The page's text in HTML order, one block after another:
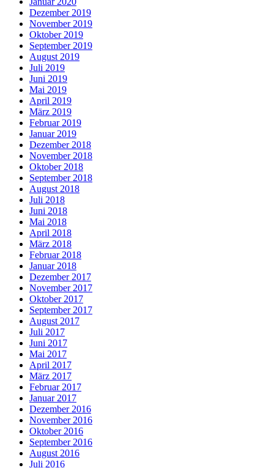
Dezember 2019
November 2019
Oktober 2019
September 2019
August 2019
Juli 2019
Juni 2019
Mai 2019
April 2019
März 2019
Februar 2019
Januar 2019
Dezember 2018
November 2018
Oktober 2018
September 2018
August 2018
Juli 2018
Juni 2018
Mai 2018
April 2018
März 2018
Februar 2018
Januar 2018
Dezember 2017
November 2017
Oktober 2017
September 2017
August 2017
Juli 2017
Juni 2017
Mai 2017
April 2017
März 2017
Februar 2017
Januar 2017
Dezember 2016
November 2016
Oktober 2016
September 2016
August 2016
Juli 2016